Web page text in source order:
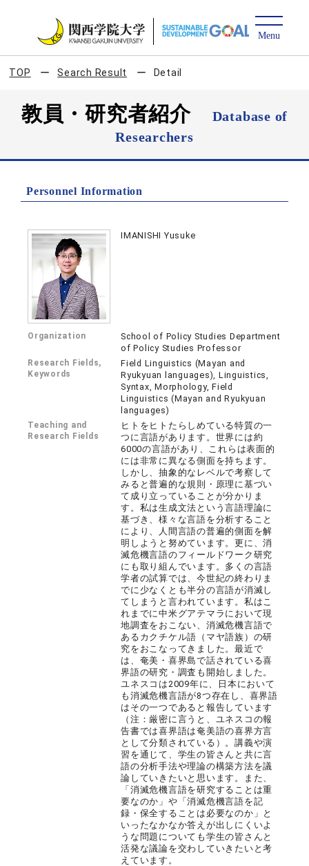
TOP Search Result Detail
教員・研究者紹介
Database of
Researchers
Personnel Information
IMANISHI Yusuke
Organization
School of Policy Studies Department
of Policy Studies Professor
Research Fields,
Keywords
Field Linguistics (Mayan and
Ryukyuan languages), Linguistics,
Syntax, Morphology, Field
Linguistics (Mayan and Ryukyuan
languages)
Teaching and
Research Fields
ヒトをヒトたらしめている特質の一
つに言語があります。世界には約
6000の言語があり、これらは表面的
には非常に異なる側面を持ちます。
しかし、抽象的なレベルで考察して
みると普遍的な規則・原理に基づい
て成り立っていることが分かりま
す。私は生成文法という言語理論に
基づき、様々な言語を分析すること
により、人間言語の普遍的側面を解
明しようと努めています。更に、消
滅危機言語のフィールドワーク研究
にも取り組んでいます。多くの言語
学者の試算では、今世紀の終わりま
でに少なくとも半分の言語が消滅し
てしまうと言われています。私はこ
れまでに中米グアテマラにおいて現
地調査をおこない、消滅危機言語で
あるカクチケル語（マヤ語族）の研
究をおこなってきました。最近で
は、奄美・喜界島で話されている喜
界語の研究・調査も開始しました。
ユネスコは2009年に、日本において
も消滅危機言語が8つ存在し、喜界語
はその一つであると報告しています
（注：厳密に言うと、ユネスコの報
告書では喜界語は奄美語の喜界方言
として分類されている）。講義や演
習を通じて、学生の皆さんと共に言
語の分析手法や理論の構築方法を議
論していきたいと思います。また、
「消滅危機言語を研究することは重
要なのか」や「消滅危機言語を記
録・保全することは必要なのか」と
いったなかなか答えが出しにくいよ
うな問題についても学生の皆さんと
活発な議論を交わしていきたいと考
えています。